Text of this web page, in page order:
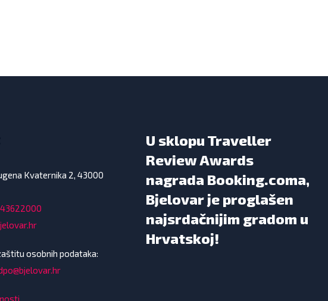
Kvaternika 2, 43000
osobnih podataka:
U sklopu Traveller
Review Awards
nagrada Booking.coma,
Bjelovar je proglašen
najsrdačnijim gradom u
Hrvatskoj!